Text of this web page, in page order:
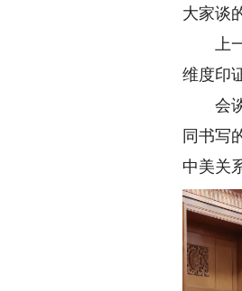
大家谈
上一
维度印
会谈
同书写
中美关